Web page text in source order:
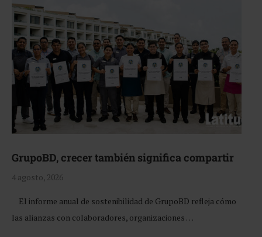
GrupoBD, crecer también significa compartir
4 agosto, 2026
El informe anual de sostenibilidad de GrupoBD refleja cómo
las alianzas con colaboradores, organizaciones …